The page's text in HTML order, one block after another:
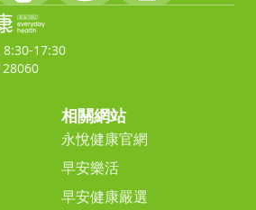
8:30-17:30
相關網站
永悅健康官網
早安樂活
早安健康嚴選